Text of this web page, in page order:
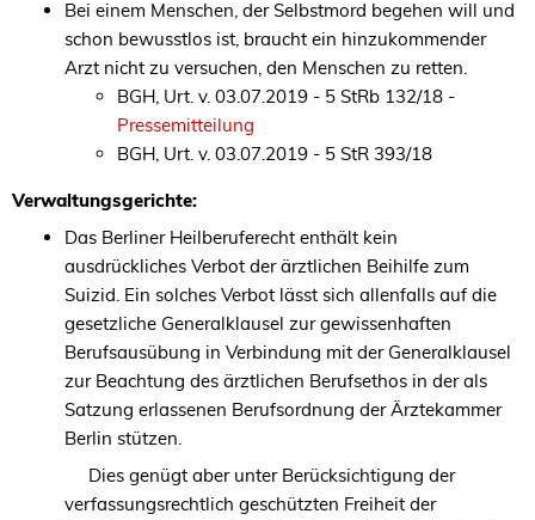
Bei einem Menschen, der Selbstmord begehen will und
schon bewusstlos ist, braucht ein hinzukommender
Arzt nicht zu versuchen, den Menschen zu retten.
BGH, Urt. v. 03.07.2019 - 5 StRb 132/18 -
Pressemitteilung
BGH, Urt. v. 03.07.2019 - 5 StR 393/18
Verwaltungsgerichte:
Das Berliner Heilberuferecht enthält kein
ausdrückliches Verbot der ärztlichen Beihilfe zum
Suizid. Ein solches Verbot lässt sich allenfalls auf die
gesetzliche Generalklausel zur gewissenhaften
Berufsausübung in Verbindung mit der Generalklausel
zur Beachtung des ärztlichen Berufsethos in der als
Satzung erlassenen Berufsordnung der Ärztekammer
Berlin stützen.
Dies genügt aber unter Berücksichtigung der
verfassungsrechtlich geschützten Freiheit der